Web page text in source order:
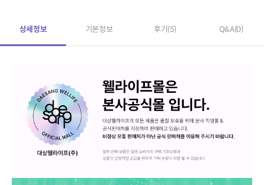
상세정보 기본정보 후기(5) Q&A(0)